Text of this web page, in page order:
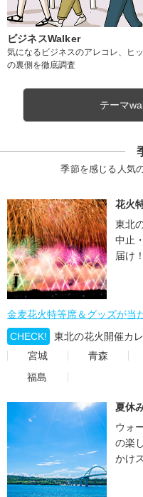
ビジネスWalker
気になるビジネスのアレコレ、ヒ
の裏側を徹底調査
テーマ
季節を感じる人気
花火
東北
中止
届け！
金麦花火特等席＆グッズが当
CHECK!
東北の花火開催カ
宮城
青森
福島
夏休
ウォ
の楽
かけ